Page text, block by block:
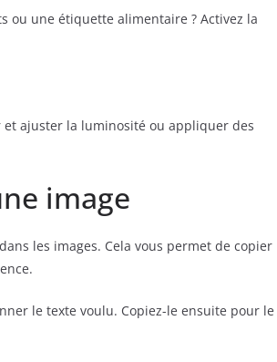
ou une étiquette alimentaire ? Activez la
ajuster la luminosité ou appliquer des
image
les images. Cela vous permet de copier
le texte voulu. Copiez-le ensuite pour le